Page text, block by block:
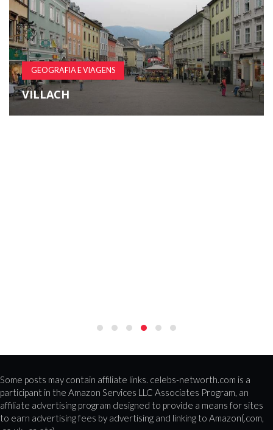
GEOGRAFIA E VIAGENS
VILLACH
Some posts may contain affiliate links. celebs-networth.com is a
participant in the Amazon Services LLC Associates Program, an
affiliate advertising program designed to provide a means for sites
to earn advertising fees by advertising and linking to Amazon(.com,